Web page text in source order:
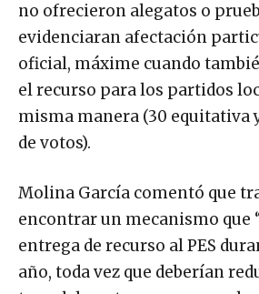
no ofrecieron alegatos o
evidenciaran afectación
oficial, máxime cuando
el recurso para los partidos
misma manera (30 equitativa
de votos).
Molina García comentó que
encontrar un mecanismo que
entrega de recurso al PES
año, toda vez que deberían